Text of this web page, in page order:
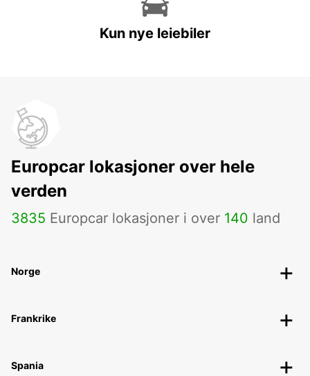
Kun nye leiebiler
Europcar lokasjoner over hele
verden
3835 Europcar lokasjoner i over 140 land
Norge
Frankrike
Spania